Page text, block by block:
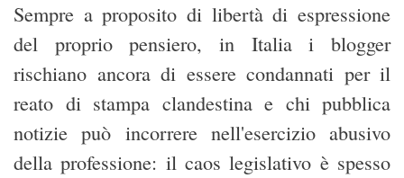
Sempre a proposito di libertà di espressione
del proprio pensiero, in Italia i blogger
rischiano ancora di essere condannati per il
reato di stampa clandestina e chi pubblica
notizie può incorrere nell'esercizio abusivo
della professione: il caos legislativo è spesso